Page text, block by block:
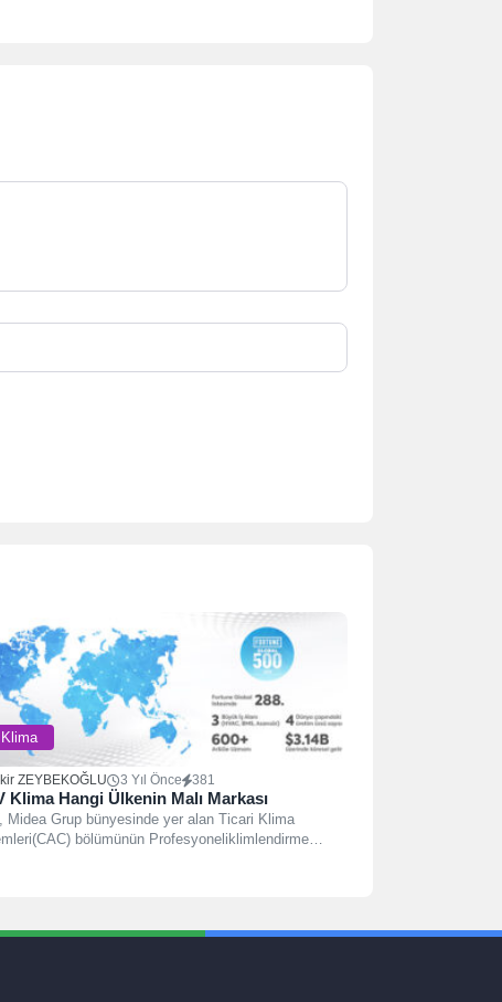
Klima
ZEYBEKOĞLU 3 Yıl Önce 381
Klima Hangi Ülkenin Malı Markası
Midea Grup bünyesinde yer alan Ticari Klima
bölümünün Profesyoneliklimlendirme